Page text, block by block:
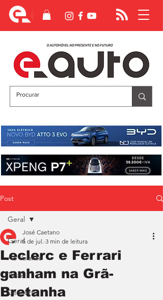
Post
Geral
Ao Volante
Teste
Desporto
Geral
Leclerc e Ferrari
ganham na Grã-
Bretanha
José Caetano
5 de jul. 3 min de leitura